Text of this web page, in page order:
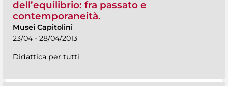
dell’equilibrio: fra passato e
contemporaneità.
Musei Capitolini
23/04 - 28/04/2013
Didattica per tutti